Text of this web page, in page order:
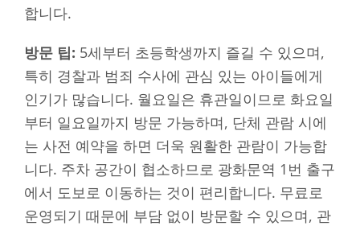
합니다.
방문 팁: 5세부터 초등학생까지 즐길 수 있으며,
특히 경찰과 범죄 수사에 관심 있는 아이들에게
인기가 많습니다. 월요일은 휴관일이므로 화요일
부터 일요일까지 방문 가능하며, 단체 관람 시에
는 사전 예약을 하면 더욱 원활한 관람이 가능합
니다. 주차 공간이 협소하므로 광화문역 1번 출구
에서 도보로 이동하는 것이 편리합니다. 무료로
운영되기 때문에 부담 없이 방문할 수 있으며, 관